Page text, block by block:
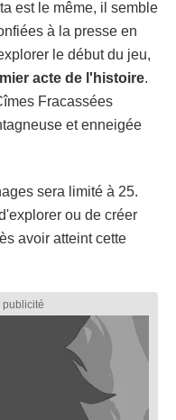
est le même, il semble
à la presse en
le début du jeu,
acte de l'histoire.
Fracassées
et enneigée
sera limité à 25.
ou de créer
avoir atteint cette